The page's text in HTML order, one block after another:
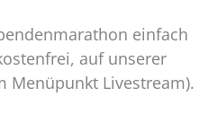
einfach
auf unserer
Menüpunkt Livestream).